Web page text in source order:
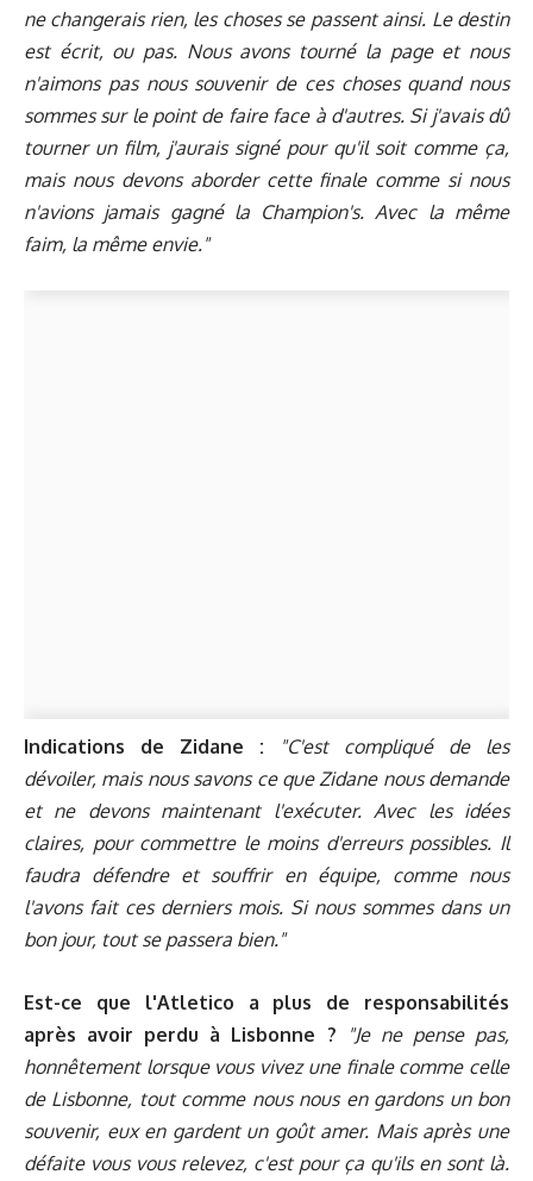
ne changerais rien, les choses se passent ainsi. Le destin
est écrit, ou pas. Nous avons tourné la page et nous
n'aimons pas nous souvenir de ces choses quand nous
sommes sur le point de faire face à d'autres. Si j'avais dû
tourner un film, j'aurais signé pour qu'il soit comme ça,
mais nous devons aborder cette finale comme si nous
n'avions jamais gagné la Champion's. Avec la même
faim, la même envie."
Indications de Zidane :
"C'est compliqué de les
dévoiler, mais nous savons ce que Zidane nous demande
et ne devons maintenant l'exécuter. Avec les idées
claires, pour commettre le moins d'erreurs possibles. Il
faudra défendre et souffrir en équipe, comme nous
l'avons fait ces derniers mois. Si nous sommes dans un
bon jour, tout se passera bien."
Est-ce que l'Atletico a plus de responsabilités
après avoir perdu à Lisbonne ?
"Je ne pense pas,
honnêtement lorsque vous vivez une finale comme celle
de Lisbonne, tout comme nous nous en gardons un bon
souvenir, eux en gardent un goût amer. Mais après une
défaite vous vous relevez, c'est pour ça qu'ils en sont là.